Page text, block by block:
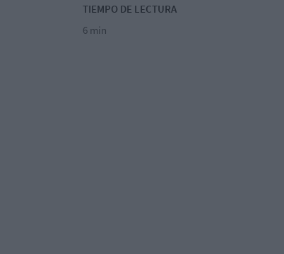
TIEMPO DE LECTURA
6 min